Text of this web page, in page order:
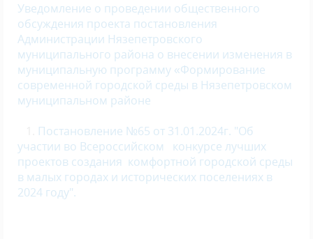
Уведомление о проведении общественного
обсуждения проекта постановления
Администрации Нязепетровского
муниципального района о внесении изменения в
муниципальную программу «Формирование
современной городской среды в Нязепетровском
муниципальном районе
Постановление №65 от 31.01.2024г. "Об
участии во Всероссийском конкурсе лучших
проектов создания комфортной городской среды
в малых городах и исторических поселениях в
2024 году".